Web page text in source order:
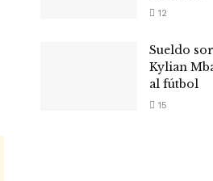
12
Sueldo
Kylian
al fútbol
15